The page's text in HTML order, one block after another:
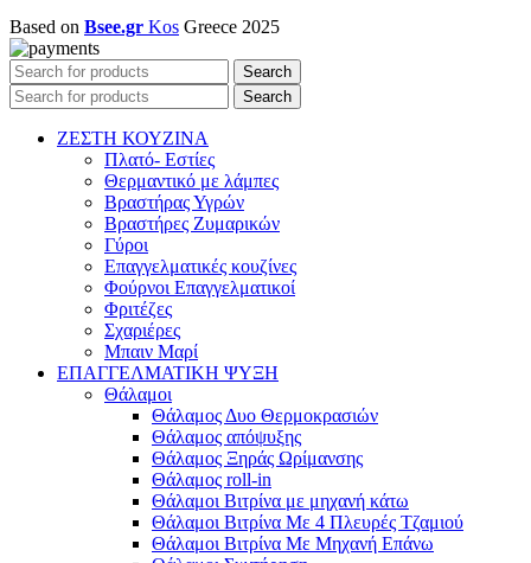
Based on Bsee.gr Kos Greece 2025
Search
Search
ΖΕΣΤΗ ΚΟΥΖΙΝΑ
Πλατό- Εστίες
Θερμαντικό με λάμπες
Βραστήρας Υγρών
Βραστήρες Ζυμαρικών
Γύροι
Επαγγελματικές κουζίνες
Φούρνοι Επαγγελματικοί
Φριτέζες
Σχαριέρες
Μπαιν Μαρί
ΕΠΑΓΓΕΛΜΑΤΙΚΗ ΨΥΞΗ
Θάλαμοι
Θάλαμος Δυο Θερμοκρασιών
Θάλαμος απόψυξης
Θάλαμος Ξηράς Ωρίμανσης
Θάλαμος roll-in
Θάλαμοι Βιτρίνα με μηχανή κάτω
Θάλαμοι Βιτρίνα Με 4 Πλευρές Τζαμιού
Θάλαμοι Βιτρίνα Με Μηχανή Επάνω